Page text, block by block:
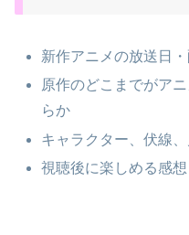
新作アニメの放送日
原作のどこまでがア
らか
キャラクター、伏線
視聴後に楽しめる感